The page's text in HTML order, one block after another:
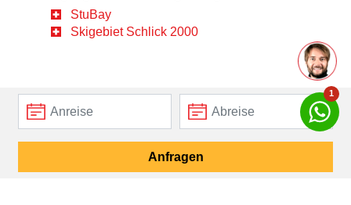
Anfragen
StuBay
Skigebiet Schlick 2000
1